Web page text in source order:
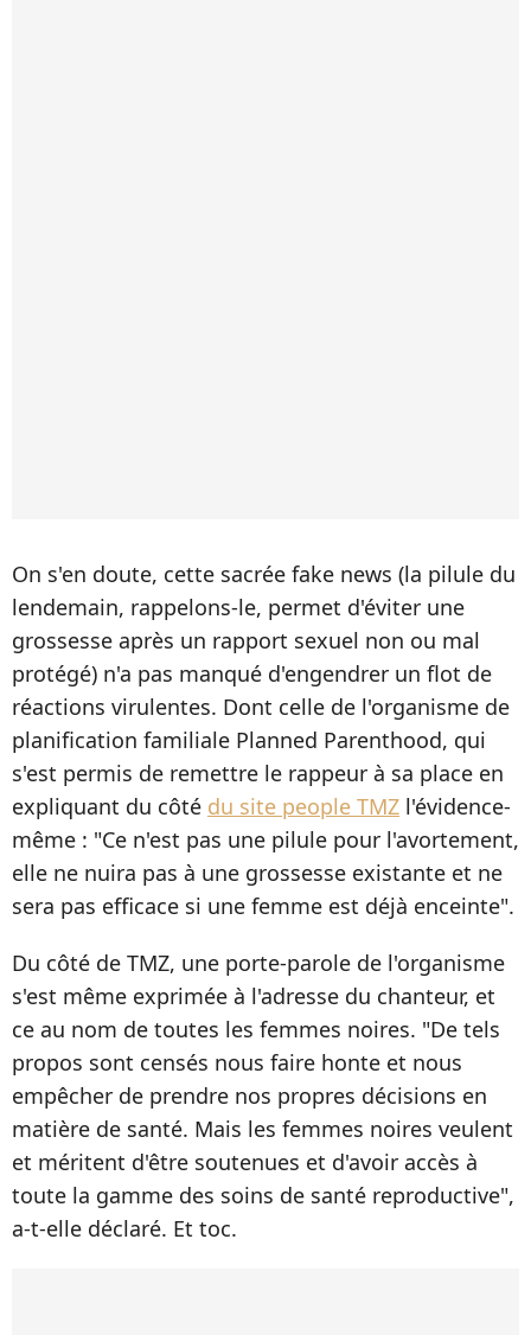
On s'en doute, cette sacrée fake news (la pilule du
lendemain, rappelons-le, permet d'éviter une
grossesse après un rapport sexuel non ou mal
protégé) n'a pas manqué d'engendrer un flot de
réactions virulentes. Dont celle de l'organisme de
planification familiale Planned Parenthood, qui
s'est permis de remettre le rappeur à sa place en
expliquant du côté du site people TMZ l'évidence-
même : "Ce n'est pas une pilule pour l'avortement,
elle ne nuira pas à une grossesse existante et ne
sera pas efficace si une femme est déjà enceinte".
Du côté de TMZ, une porte-parole de l'organisme
s'est même exprimée à l'adresse du chanteur, et
ce au nom de toutes les femmes noires. "De tels
propos sont censés nous faire honte et nous
empêcher de prendre nos propres décisions en
matière de santé. Mais les femmes noires veulent
et méritent d'être soutenues et d'avoir accès à
toute la gamme des soins de santé reproductive",
a-t-elle déclaré. Et toc.